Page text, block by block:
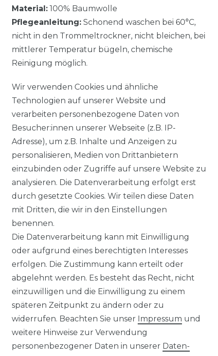
Material: 100% Baumwolle
Pflegeanleitung: Schonend waschen bei 60°C,
nicht in den Trommeltrockner, nicht bleichen, bei
mittlerer Temperatur bügeln, chemische
Reinigung möglich.
Ähnlicher Artikel
Artikelpaket :
UVP 49,99 €
ab 47,99 € *
Impressum Daten­schutz­erklärung
Wir verwenden Cookies und ähnliche
Technologien auf unserer Website und
verarbeiten personenbezogene Daten von
Besucher:innen unserer Webseite (z.B. IP-
Adresse), um z.B. Inhalte und Anzeigen zu
personalisieren, Medien von Drittanbietern
einzubinden oder Zugriffe auf unsere Website zu
analysieren. Die Datenverarbeitung erfolgt erst
durch gesetzte Cookies. Wir teilen diese Daten
mit Dritten, die wir in den Einstellungen
benennen.
Die Datenverarbeitung kann mit Einwilligung
oder aufgrund eines berechtigten Interesses
erfolgen. Die Zustimmung kann erteilt oder
abgelehnt werden. Es besteht das Recht, nicht
einzuwilligen und die Einwilligung zu einem
späteren Zeitpunkt zu ändern oder zu
widerrufen. Beachten Sie unser Impressum und
weitere Hinweise zur Verwendung
personenbezogener Daten in unserer Daten­